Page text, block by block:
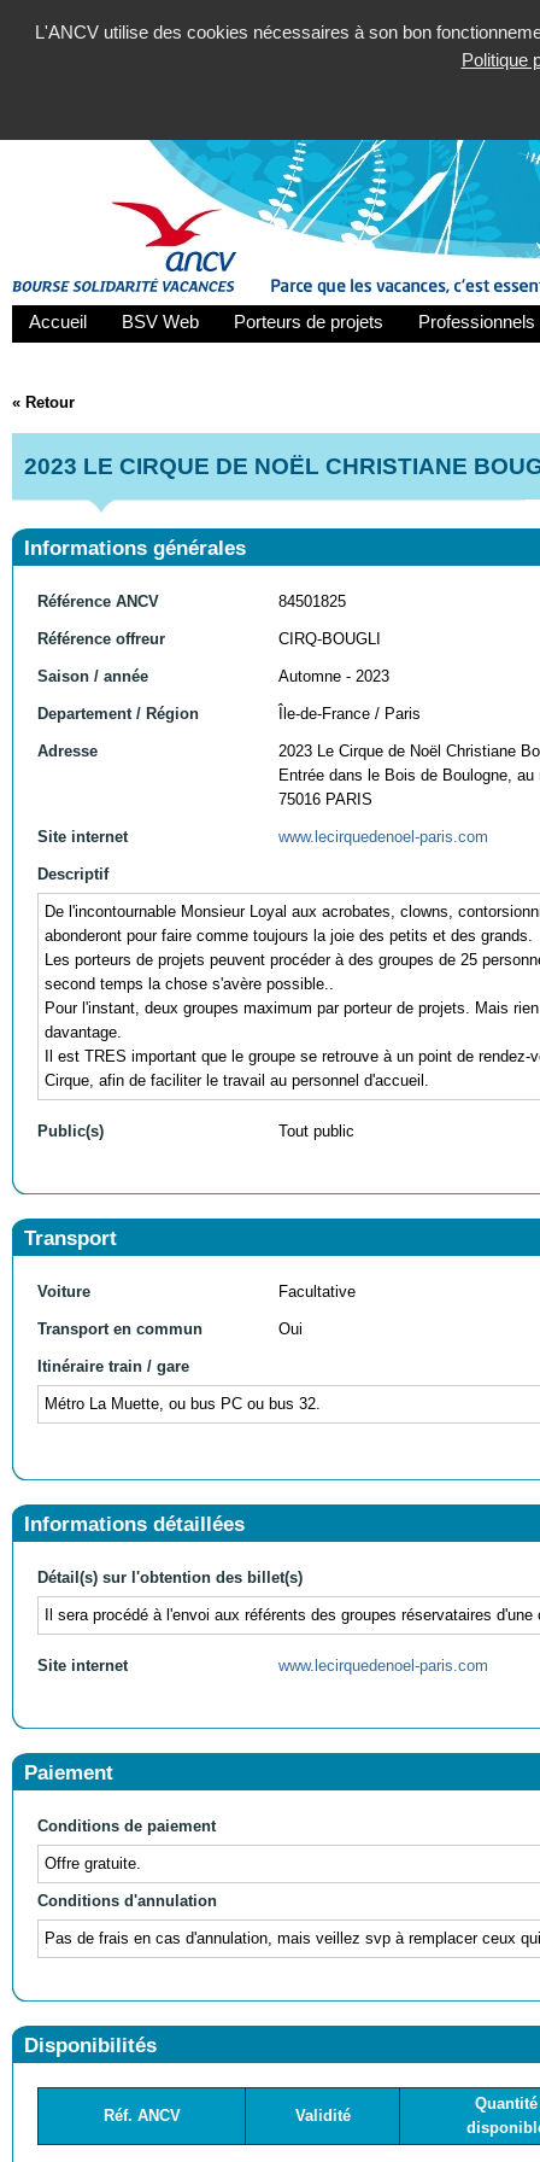
L'ANCV utilise des cookies nécessaires à son bon
Politique
Accueil BSV Web Porteurs de projets
« Retour
2023 LE CIRQUE DE NOËL CHRISTIANE
Informations générales
Référence ANCV 84501825
Référence offreur CIRQ-BOUGLI
Saison / année Automne - 2023
Departement / Région Île-de-France / Paris
Adresse
2023 Le Cirque de Noël Christiane
Entrée dans le Bois de Boulogne,
75016 PARIS
Site internet www.lecirquedenoel-paris.com
Descriptif
De l'incontournable Monsieur Loyal aux acrobates, clowns,
abonderont pour faire comme toujours la joie des petits et des grands.
Les porteurs de projets peuvent procéder à des groupes de 25
second temps la chose s'avère possible..
Pour l'instant, deux groupes maximum par porteur de projets. Mais
davantage.
Il est TRES important que le groupe se retrouve à un point de
Cirque, afin de faciliter le travail au personnel d'accueil.
Public(s) Tout public
Transport
Voiture Facultative
Transport en commun Oui
Itinéraire train / gare
Métro La Muette, ou bus PC ou bus 32.
Informations détaillées
Détail(s) sur l'obtention des billet(s)
Il sera procédé à l'envoi aux référents des groupes réservataires d'une
Site internet www.lecirquedenoel-paris.com
Paiement
Conditions de paiement
Offre gratuite.
Conditions d'annulation
Pas de frais en cas d'annulation, mais veillez svp à remplacer ceux
Disponibilités
Réf. ANCV Validité
Quantité